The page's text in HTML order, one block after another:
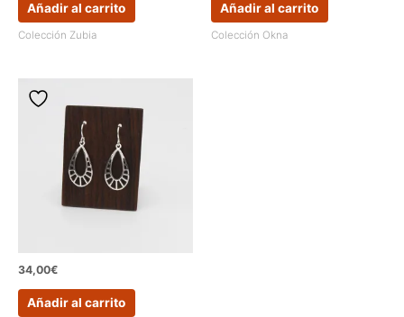
Añadir al carrito
Colección Zubia
Añadir al carrito
Colección Okna
34,00€
Añadir al carrito